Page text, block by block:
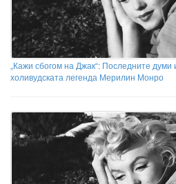
„Кажи сбогом на Джак“: Последните
холивудската легенда Мерилин Монро